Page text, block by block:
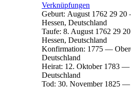
Verknüpfungen
Geburt: August 1762 29 20
Hessen, Deutschland
Taufe: 8. August 1762 29 20
Hessen, Deutschland
Konfirmation: 1775 —
Deutschland
Heirat: 12. Oktober 1783 —
Deutschland
Tod: 30. November 1825 —